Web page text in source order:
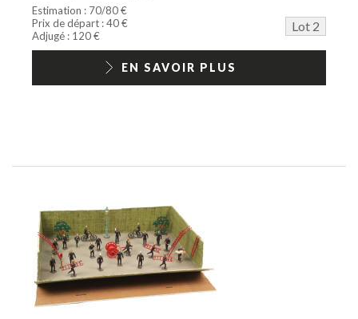
Estimation : 70/80 €
Prix de départ : 40 €
Lot 2
Adjugé : 120 €
EN SAVOIR PLUS